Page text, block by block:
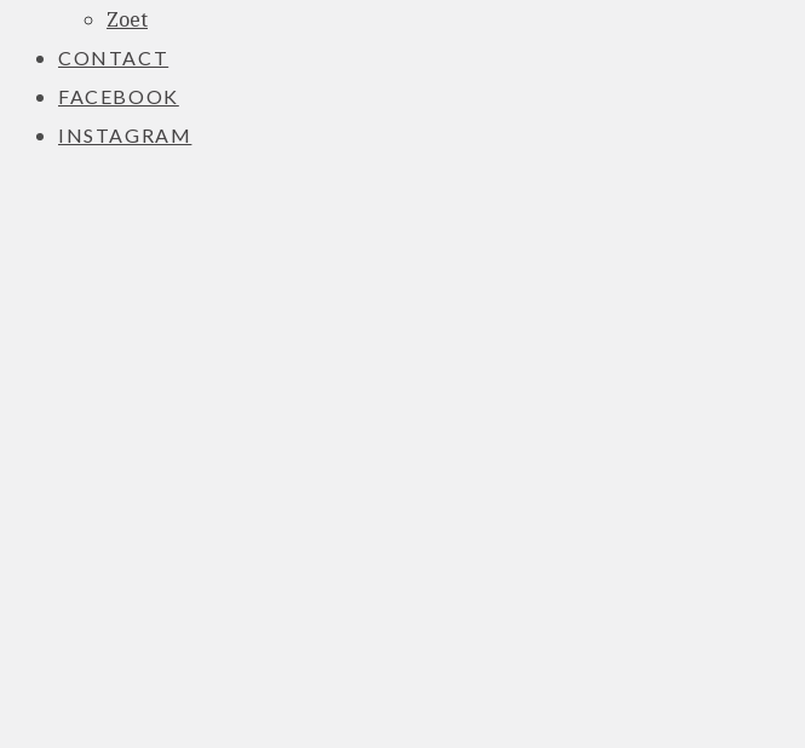
Zoet
CONTACT
FACEBOOK
INSTAGRAM